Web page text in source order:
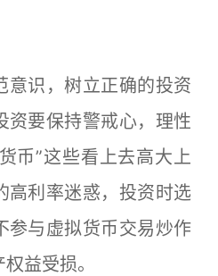
识，树立正确的投资
资要保持警戒心，理性
币”这些看上去高大上
高利率迷惑，投资时选
参与虚拟货币交易炒作
益受损。